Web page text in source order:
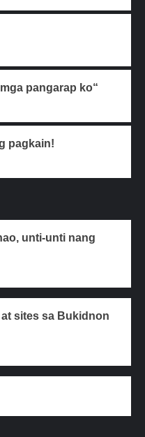
pangarap ko“
pagkain!
unti-unti nang
sites sa Bukidnon